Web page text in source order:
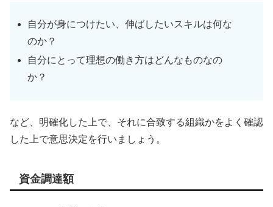
自分が身につけたい、伸ばしたいスキルは何な
のか？
自分にとって理想の働き方はどんなものなの
か？
など、明確化した上で、それに合致する組織かをよく確認
した上で意思決定を行いましょう。
資金調達額